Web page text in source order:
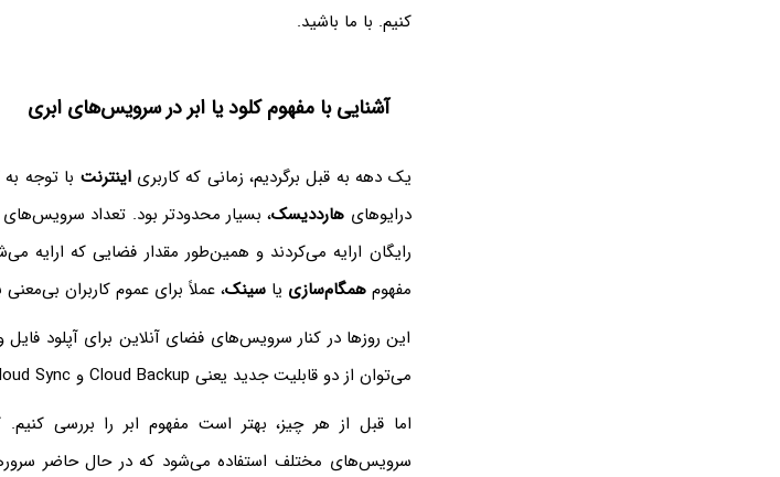
کنیم. با ما باشید.
آشنایی با مفهوم کلود یا ابر در سرویس‌های ابری
یک دهه به قبل برگردیم، زمانی که کاربریاینترنت با توجه
درایوهای هارددیسک، بسیار محدودتر بود. تعداد
رایگان ارایه می‌کردند و همین‌طور مقدار فضایی که ارایه
مفهومهمگام‌سازی یاسینک، عملاً برای عموم کاربران بی‌معنی
این روزها در کنار سرویس‌های فضای آنلاین برای آپلود
می‌توان از دو قابلیت جدید یعنی Cloud Backup و Cloud Sync نیز استفاده کرد.
اما قبل از هر چیز، بهتر است مفهوم ابر را بررسی کنیم.
سرویس‌های مختلف استفاده می‌شود که در حال حاضر